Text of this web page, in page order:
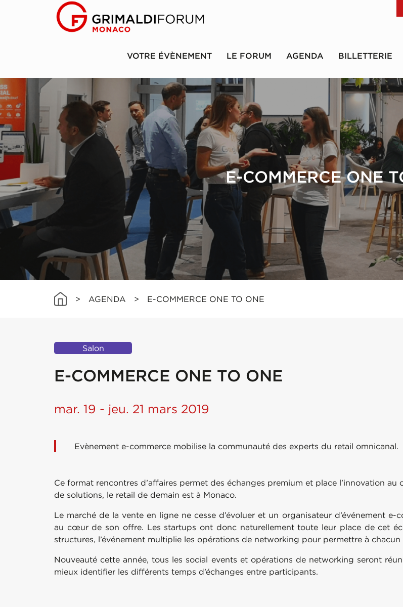
VOTRE ÉVÈNEMENT LE FORUM AGENDA BILLETTERIE
E-COMMERCE ONE
> AGENDA > E-COMMERCE ONE TO ONE
Salon
E-COMMERCE ONE TO ONE
mar. 19 - jeu. 21 mars 2019
Evènement e-commerce mobilise la communauté des experts du retail omnicanal.
Ce format rencontres d’affaires permet des échanges premium et place l’innovation
de solutions, le retail de demain est à Monaco.
Le marché de la vente en ligne ne cesse d’évoluer et un organisateur d’événement
au cœur de son offre. Les startups ont donc naturellement toute leur place de cet
structures, l’événement multiplie les opérations de networking pour permettre à
Nouveauté cette année, tous les social events et opérations de networking seront
mieux identifier les différents temps d’échanges entre participants.